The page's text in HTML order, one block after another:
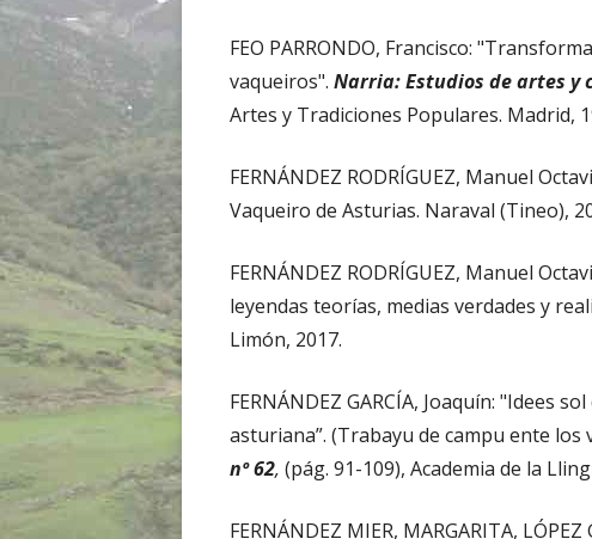
FEO PARRONDO, Francisco:
vaqueiros". Narria: Estudios de artes y
Artes y Tradiciones Populares. Madrid,
FERNÁNDEZ RODRÍGUEZ, Manuel
Vaqueiro de Asturias. Naraval (Tineo),
FERNÁNDEZ RODRÍGUEZ, Manuel
leyendas teorías, medias verdades y
Limón, 2017.
FERNÁNDEZ GARCÍA, Joaquín: "Idees
asturiana”. (Trabayu de campu ente los
nº 62, (pág. 91-109), Academia de la
FERNÁNDEZ MIER, MARGARITA,